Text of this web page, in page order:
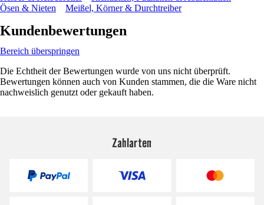
Ösen & Nieten
Meißel, Körner & Durchtreiber
Kundenbewertungen
Bereich überspringen
Die Echtheit der Bewertungen wurde von uns nicht überprüft.
Bewertungen können auch von Kunden stammen, die die Ware nicht
nachweislich genutzt oder gekauft haben.
Zahlarten